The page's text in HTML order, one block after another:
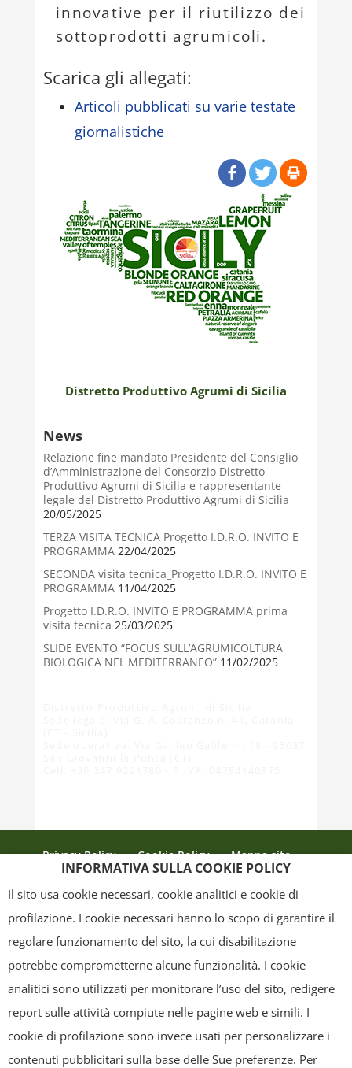
innovative per il riutilizzo dei
sottoprodotti agrumicoli.
Scarica gli allegati:
Articoli pubblicati su varie testate
giornalistiche
Distretto Produttivo Agrumi di Sicilia
News
Relazione fine mandato Presidente del Consiglio
d’Amministrazione del Consorzio Distretto
Produttivo Agrumi di Sicilia e rappresentante
legale del Distretto Produttivo Agrumi di Sicilia
20/05/2025
TERZA VISITA TECNICA Progetto I.D.R.O. INVITO E
PROGRAMMA22/04/2025
SECONDA visita tecnica_Progetto I.D.R.O. INVITO E
PROGRAMMA11/04/2025
Progetto I.D.R.O. INVITO E PROGRAMMA prima
visita tecnica 25/03/2025
SLIDE EVENTO “FOCUS SULL’AGRUMICOLTURA
BIOLOGICA NEL MEDITERRANEO”11/02/2025
Privacy Policy Cookie Policy
Mappa sito
grafica ed il layout) sono di proprietà del "Distretto Produttivo Agrumi di
Sicilia" e tutelati dal diritto d’autore. È pertanto vietato copiarli,
pubblicarli, riscriverli, commercializzarli, distribuirli, anche soltanto in
parte. Tutti i documenti presenti su questo sito, disponibili gratuitamente
INFORMATIVA SULLA COOKIE POLICY
Il sito usa cookie necessari, cookie analitici e cookie di
profilazione. I cookie necessari hanno lo scopo di garantire il
regolare funzionamento del sito, la cui disabilitazione
potrebbe comprometterne alcune funzionalità. I cookie
analitici sono utilizzati per monitorare l’uso del sito, redigere
report sulle attività compiute nelle pagine web e simili. I
cookie di profilazione sono invece usati per personalizzare i
contenuti pubblicitari sulla base delle Sue preferenze. Per